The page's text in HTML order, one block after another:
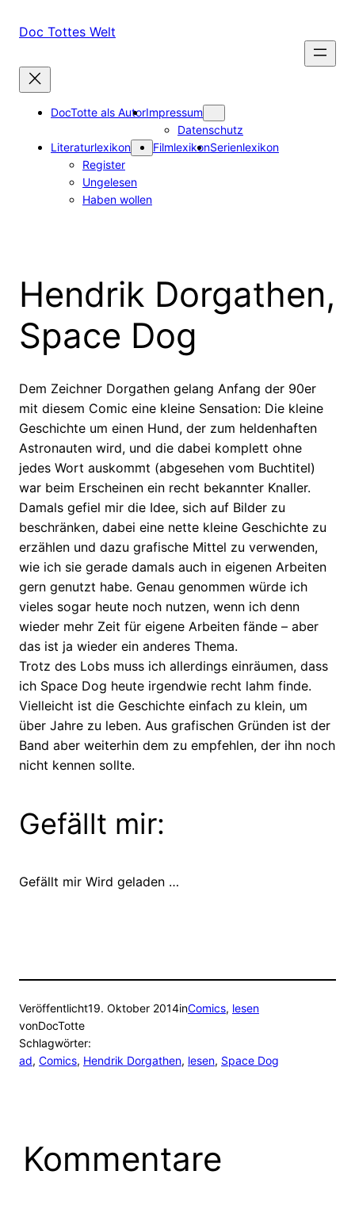
InhaltDoc Tottes Welt
DocTotte als AutorImpressum
Datenschutz
Literaturlexikon
Register
Ungelesen
Haben wollen
FilmlexikonSerienlexikon
Hendrik Dorgathen,
Space Dog
Dem Zeichner Dorgathen gelang Anfang der 90er
mit diesem Comic eine kleine Sensation: Die kleine
Geschichte um einen Hund, der zum heldenhaften
Astronauten wird, und die dabei komplett ohne
jedes Wort auskommt (abgesehen vom Buchtitel)
war beim Erscheinen ein recht bekannter Knaller.
Damals gefiel mir die Idee, sich auf Bilder zu
beschränken, dabei eine nette kleine Geschichte zu
erzählen und dazu grafische Mittel zu verwenden,
wie ich sie gerade damals auch in eigenen Arbeiten
gern genutzt habe. Genau genommen würde ich
vieles sogar heute noch nutzen, wenn ich denn
wieder mehr Zeit für eigene Arbeiten fände – aber
das ist ja wieder ein anderes Thema.
Trotz des Lobs muss ich allerdings einräumen, dass
ich Space Dog heute irgendwie recht lahm finde.
Vielleicht ist die Geschichte einfach zu klein, um
über Jahre zu leben. Aus grafischen Gründen ist der
Band aber weiterhin dem zu empfehlen, der ihn noch
nicht kennen sollte.
Gefällt mir:
Gefällt mir Wird geladen …
Veröffentlicht19. Oktober 2014inComics, lesen
vonDocTotte
Schlagwörter:
ad, Comics, Hendrik Dorgathen, lesen, Space Dog
Kommentare